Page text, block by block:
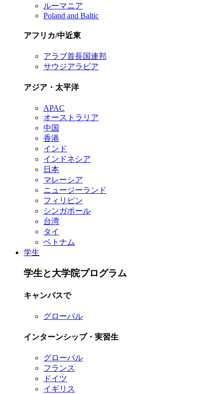
ルーマニア
Poland and Baltic
アフリカ/中近東
アラブ首長国連邦
サウジアラビア
アジア・太平洋
APAC
オーストラリア
中国
香港
インド
インドネシア
日本
マレーシア
ニュージーランド
フィリピン
シンガポール
台湾
タイ
ベトナム
学生
学生と大学院プログラム
キャンパスで
グローバル
インターンシップ・実習生
グローバル
フランス
ドイツ
イギリス